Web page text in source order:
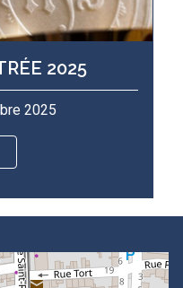
2025
2025